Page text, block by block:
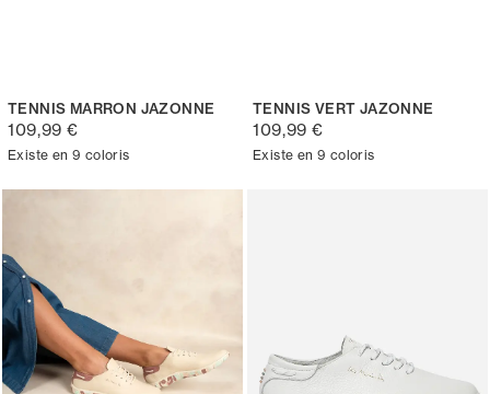
TENNIS MARRON JAZONNE
109,99 €
Existe en 9 coloris
TENNIS VERT JAZONNE
109,99 €
Existe en 9 coloris